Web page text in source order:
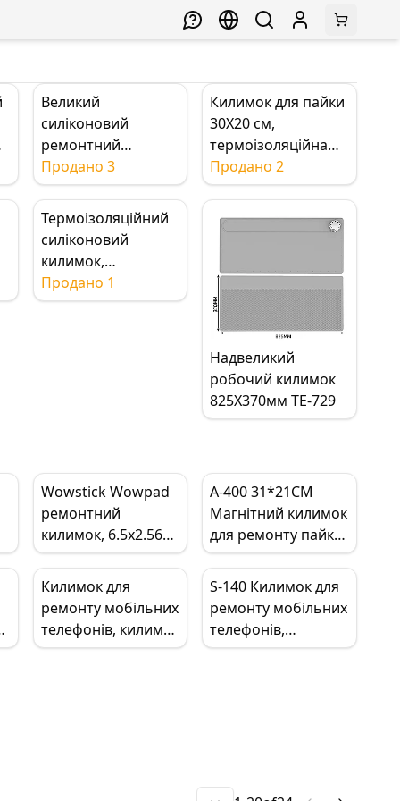
Великий
силіконовий
ремонтний
килимок,
термостійкий
силіконовий
ізоляційний
магнітними
секціями,
Продано 3
Килимок для пайки
30X20 см,
термоізоляційна
силіконова
підкладка,
ремонту та
Продано 2
Термоізоляційний
силіконовий
килимок,
силіконовий
килимок для пайки,
Продано 1
Надвеликий
робочий килимок
825X370мм TE-729
Wowstick Wowpad
ремонтний
килимок, 6.5x2.56
дюйма, подвійний
магнітний килимок
для гвинтів, для
1FS, 1P+, 1F+
Ремонт телефону
A-400 31*21CM
Магнітний килимок
для ремонту пайки,
термостійкий
силікон, ремонт
електроніки
Килимок для
ремонту мобільних
телефонів, килимок
для паяння,
S-140 Килимок для
ремонту мобільних
телефонів,
магнітний килимок